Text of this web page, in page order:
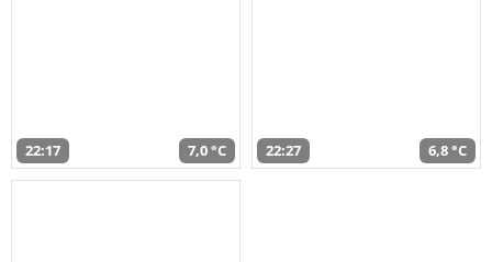
22:17 7,0 °C 22:27 6,8 °C